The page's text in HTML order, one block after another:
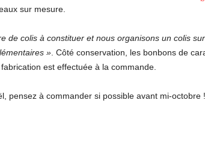
sur mesure.
de colis à constituer et nous organisons un colis
». Côté conservation, les bonbons de
est effectuée à la commande.
pensez à commander si possible avant mi-